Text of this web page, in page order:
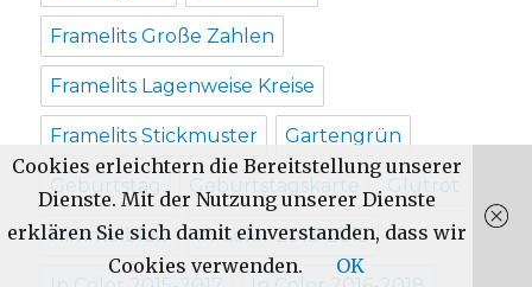
Framelits Große Zahlen
Framelits Lagenweise Kreise
Framelits Stickmuster Gartengrün
Geburtstag Geburtstagskarte Glutrot
Himmelblau In Color 2013-2015
Cookies erleichtern die Bereitstellung unserer
Dienste. Mit der Nutzung unserer Dienste
erklären Sie sich damit einverstanden, dass wir
Cookies verwenden.
OK